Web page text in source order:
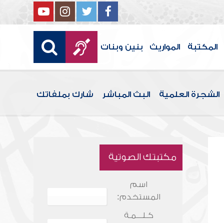
المكتبة المواريث بنين وبنات
الشجرة العلمية البث المباشر شارك بملفاتك
مكتبتك الصوتية
اسم
المستخدم:
كـلـــمـة